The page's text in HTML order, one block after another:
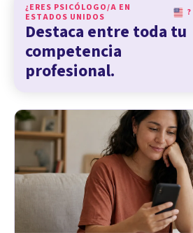
¿ERES PSICÓLOGO/A EN
ESTADOS UNIDOS
?
Destaca entre toda tu
competencia
profesional.